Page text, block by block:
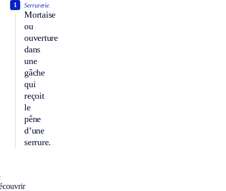
Serrurerie.
Mortaise
ou
ouverture
dans
une
gâche
qui
reçoit
le
pêne
d’une
serrure.
1